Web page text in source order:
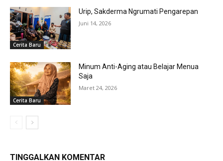
Cerita Baru
Urip, Sakderma Ngrumati Pengarepan
Juni 14, 2026
Cerita Baru
Minum Anti-Aging atau Belajar Menua
Saja
Maret 24, 2026
TINGGALKAN KOMENTAR